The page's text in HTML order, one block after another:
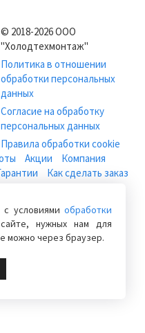
© 2018-2026 ООО
"Холодтехмонтаж"
Политика в отношении
обработки персональных
данных
Согласие на обработку
персональных данных
Правила обработки cookie
Акции
Компания
Как сделать заказ
для магазина
Компрессоры бытовые
материалы
с условиямиобработки
нужных нам для
можно через браузер.